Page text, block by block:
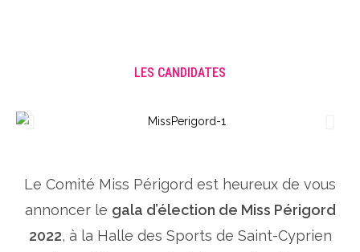
LES CANDIDATES
Le Comité Miss Périgord est heureux de vous
annoncer le gala d’élection de Miss Périgord
2022, à la Halle des Sports de Saint-Cyprien